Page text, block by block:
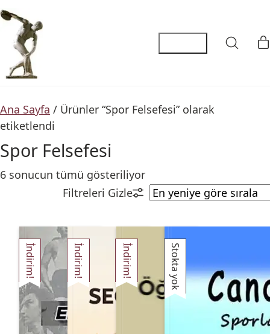
Ana Sayfa / Ürünler “Spor Felsefesi” olarak
etiketlendi
Spor Felsefesi
6 sonucun tümü gösteriliyor
İndirim! İndirim! İndirim! Stokta yok